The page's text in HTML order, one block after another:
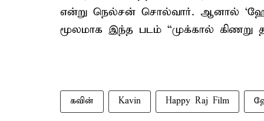
என்று நெல்சன் சொல்வார். ஆனால்
மூலமாக இந்த படம் “முக்கால் கிணறு
கவின் Kavin Happy Raj Film